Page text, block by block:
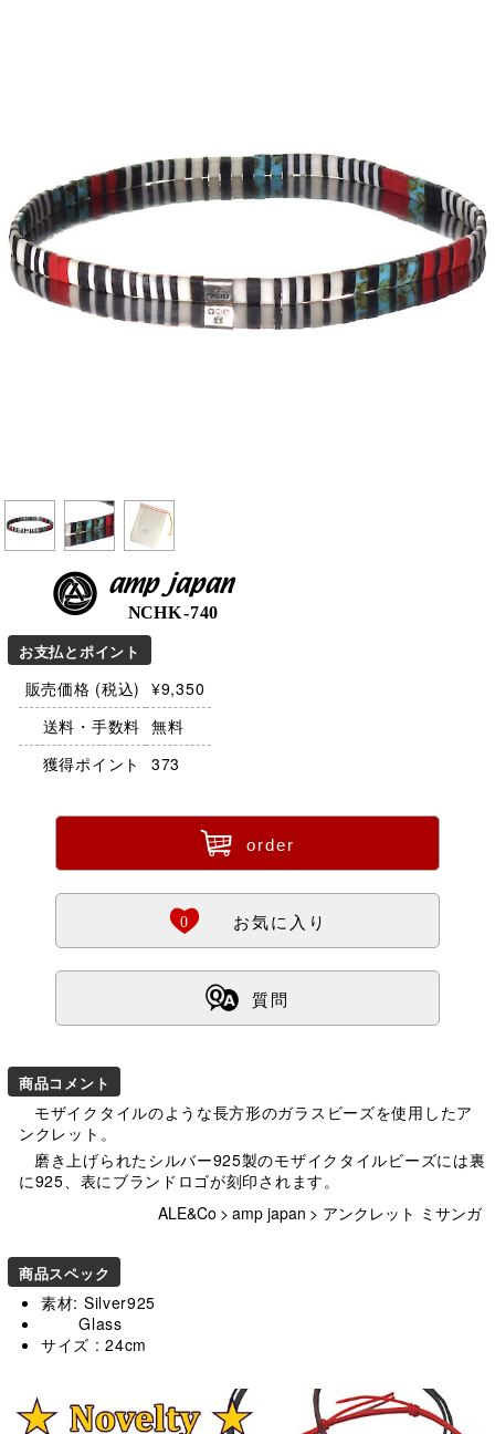
amp japan
NCHK-740
お支払とポイント
販売価格 (税込) ¥9,350
送料・手数料 無料
獲得ポイント
373
ü order
Ö
0 お気に入り
ß 質問
商品コメント
モザイクタイルのような長方形のガラスビーズを使用したア
ンクレット。
磨き上げられたシルバー925製のモザイクタイルビーズには裏
に925、表にブランドロゴが刻印されます。
ALE&Co > amp japan > アンクレット ミサンガ
商品スペック
素材: Silver925
Glass
サイズ : 24cm